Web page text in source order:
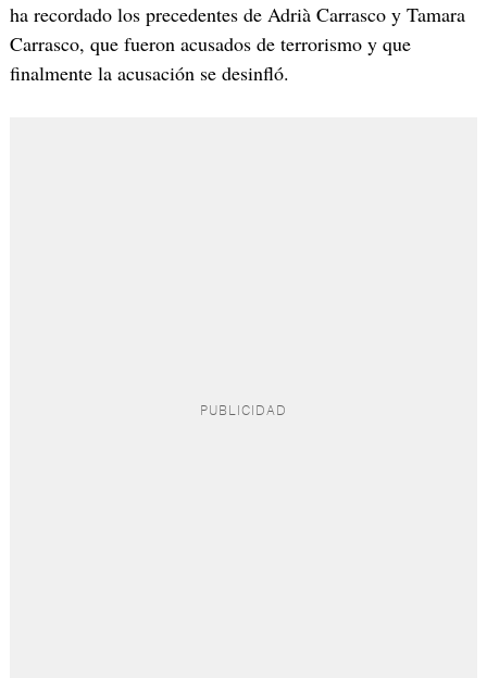
ha recordado los precedentes de Adrià Carrasco y Tamara
Carrasco, que fueron acusados de terrorismo y que
finalmente la acusación se desinfló.